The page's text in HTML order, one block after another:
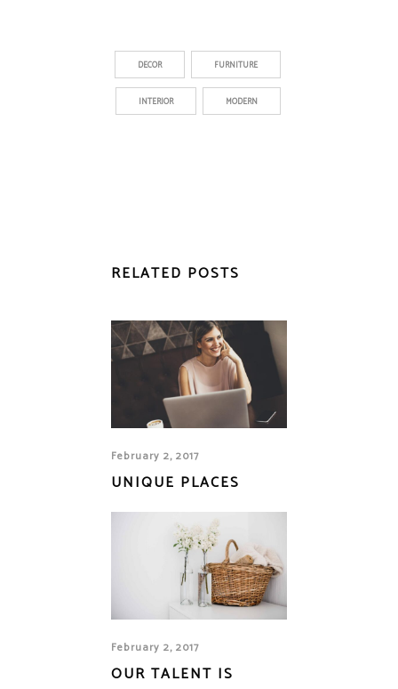
DECOR FURNITURE
INTERIOR MODERN
RELATED POSTS
February 2, 2017
UNIQUE PLACES
February 2, 2017
OUR TALENT IS